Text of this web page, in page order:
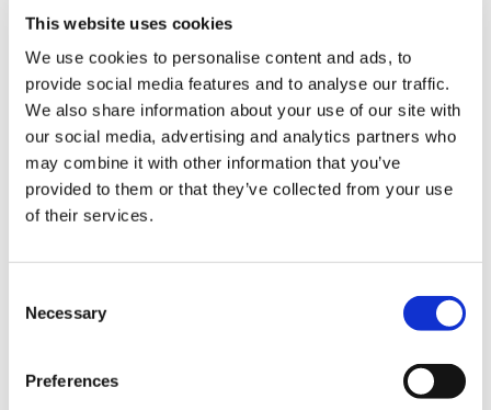
This website uses cookies
We use cookies to personalise content and ads, to
provide social media features and to analyse our traffic.
We also share information about your use of our site with
our social media, advertising and analytics partners who
may combine it with other information that you’ve
provided to them or that they’ve collected from your use
of their services.
Selection
Necessary
Preferences
2,750円(税込)
在庫：○ |137ポイント
お届け開始日： 2026/10/15